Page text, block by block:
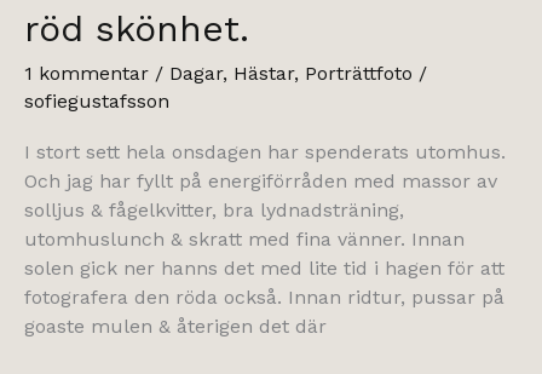
röd skönhet.
1 kommentar / Dagar, Hästar, Porträttfoto /
sofiegustafsson
I stort sett hela onsdagen har spenderats utomhus.
Och jag har fyllt på energiförråden med massor av
solljus & fågelkvitter, bra lydnadsträning,
utomhuslunch & skratt med fina vänner. Innan
solen gick ner hanns det med lite tid i hagen för att
fotografera den röda också. Innan ridtur, pussar på
goaste mulen & återigen det där